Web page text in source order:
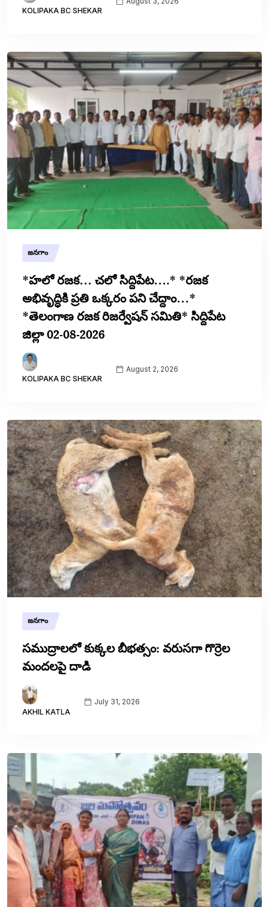
KOLIPAKA BC SHEKAR
జనగాం
*హలో రజక… చలో సిద్దిపేట….* *రజక
అభివృద్ధికి ప్రతి ఒక్కరం పని చేద్దాం…*
*తెలంగాణ రజక రిజర్వేషన్ సమితి* సిద్దిపేట
జిల్లా 02-08-2026
KOLIPAKA BC SHEKAR
August 2, 2026
జనగాం
సముద్రాలలో కుక్కల బీభత్సం: వరుసగా గొర్రెల
మందలపై దాడి
AKHIL KATLA
July 31, 2026